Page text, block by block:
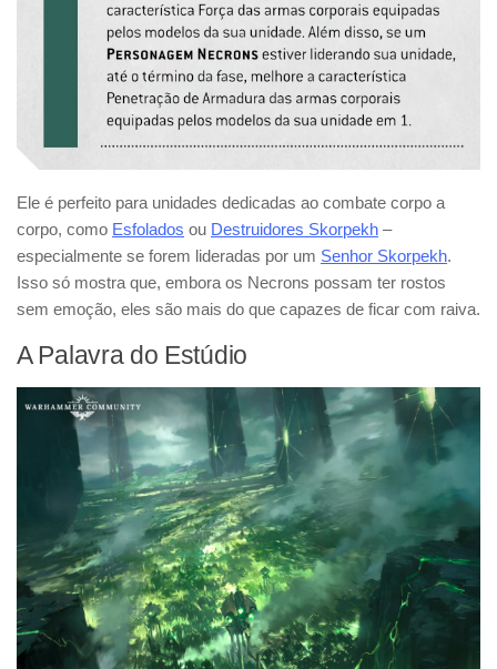
Ele é perfeito para unidades dedicadas ao combate corpo a
corpo, como Esfolados ou Destruidores Skorpekh –
especialmente se forem lideradas por um Senhor Skorpekh.
Isso só mostra que, embora os Necrons possam ter rostos
sem emoção, eles são mais do que capazes de ficar com raiva.
A Palavra do Estúdio